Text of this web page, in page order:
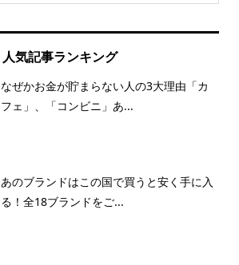
人気記事ランキング
なぜかお金が貯まらない人の3大理由「カ
フェ」、「コンビニ」あ...
あのブランドはこの国で買うと安く手に入
る！全18ブランドをご...